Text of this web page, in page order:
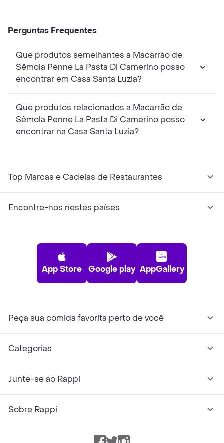
Perguntas Frequentes
Que produtos semelhantes a Macarrão de
Sêmola Penne La Pasta Di Camerino posso
encontrar em Casa Santa Luzia?
Que produtos relacionados a Macarrão de
Sêmola Penne La Pasta Di Camerino posso
encontrar na Casa Santa Luzia?
Top Marcas e Cadeias de Restaurantes
Encontre-nos nestes países
App Store Google play AppGallery
Peça sua comida favorita perto de você
Categorias
Junte-se ao Rappi
Sobre Rappi
Facebook
TwitterInstagram